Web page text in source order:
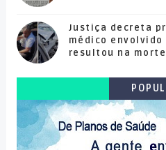
Justiça decreta
médico envolvido
resultou na